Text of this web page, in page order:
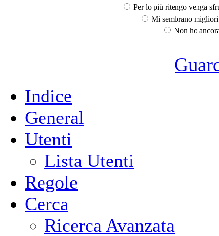
Per lo più ritengo venga
Mi sembrano
Non ho
Indice
General
Utenti
Lista Utenti
Regole
Cerca
Ricerca Avanzata